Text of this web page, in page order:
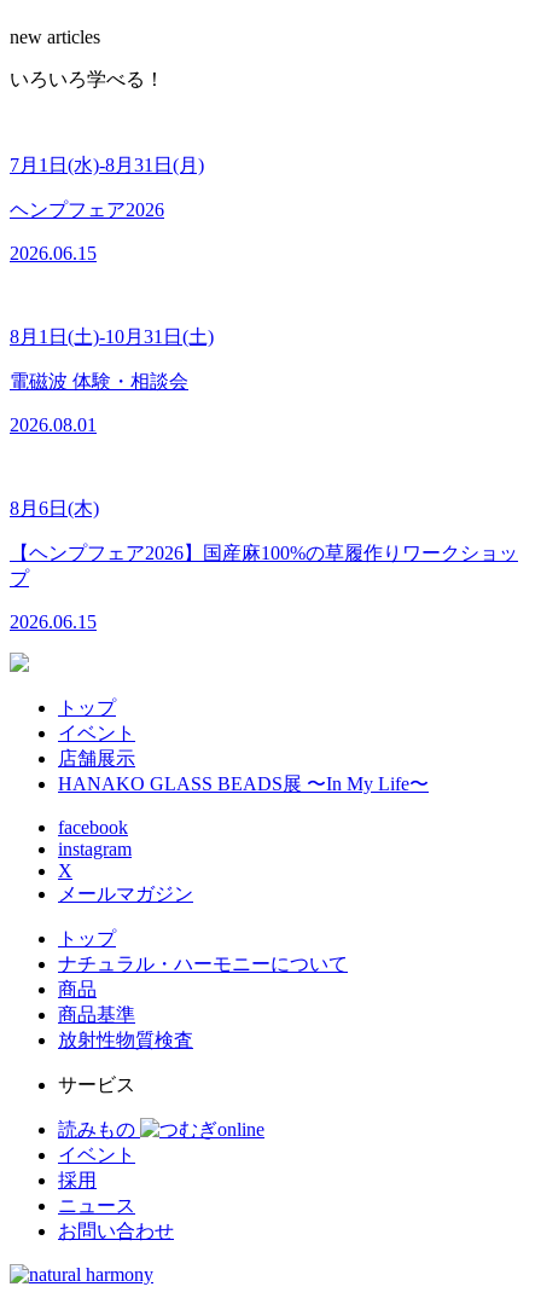
new articles
いろいろ学べる ！
7月1日(水)-8月31日(月)
ヘンプフェア2026
2026.06.15
8月1日(土)-10月31日(土)
電磁波 体験・相談会
2026.08.01
8月6日(木)
【ヘンプフェア2026】国産麻100%の草履作りワークショッ
プ
2026.06.15
トップ
イベント
店舗展示
HANAKO GLASS BEADS展 〜In My Life〜
facebook
instagram
X
メールマガジン
トップ
ナチュラル・ハーモニーについて
商品
商品基準
放射性物質検査
サービス
読みもの
イベント
採用
ニュース
お問い合わせ